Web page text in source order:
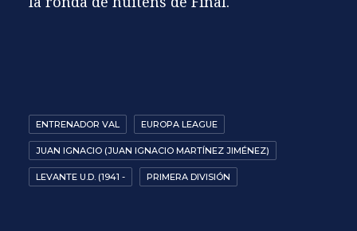
ENTRENADOR VAL EUROPA LEAGUE
JUAN IGNACIO (JUAN IGNACIO MARTÍNEZ JIMÉNEZ)
LEVANTE U.D. (1941 - PRIMERA DIVISIÓN